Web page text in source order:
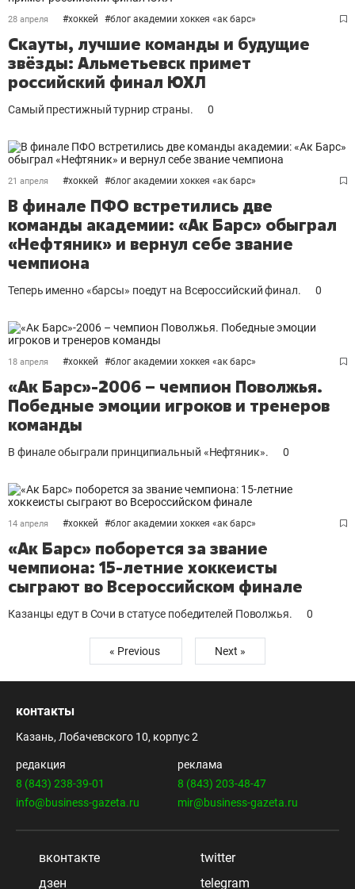
28 апреля #хоккей #блог академии хоккея «ак барс»
Скауты, лучшие команды и будущие
звёзды: Альметьевск примет
российский финал ЮХЛ
Самый престижный турнир страны. 0
21 апреля #хоккей #блог академии хоккея «ак барс»
В финале ПФО встретились две
команды академии: «Ак Барс» обыграл
«Нефтяник» и вернул себе звание
чемпиона
Теперь именно «барсы» поедут на Всероссийский финал. 0
18 апреля #хоккей #блог академии хоккея «ак барс»
«Ак Барс»-2006 – чемпион Поволжья.
Победные эмоции игроков и тренеров
команды
В финале обыграли принципиальный «Нефтяник». 0
14 апреля #хоккей #блог академии хоккея «ак барс»
«Ак Барс» поборется за звание
чемпиона: 15-летние хоккеисты
сыграют во Всероссийском финале
Казанцы едут в Сочи в статусе победителей Поволжья. 0
« Previous Next »
контакты
Казань, Лобачевского 10, корпус 2
редакция
8 (843) 238-39-01
info@business-gazeta.ru
реклама
8 (843) 203-48-47
mir@business-gazeta.ru
вконтакте
twitter
дзен
telegram